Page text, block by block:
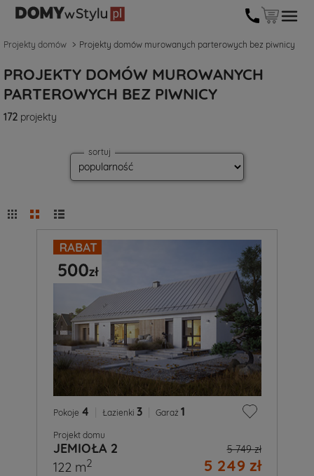
Projekty domów Projekty domów murowanych parterowych bez piwnicy
PROJEKTY DOMÓW MUROWANYCH
PARTEROWYCH BEZ PIWNICY
172 projekty
sortuj
Pokoje 4 Łazienki 3 Garaż 1
Projekt domu
JEMIOŁA 2 5 749 zł
5 249 zł
122 m2